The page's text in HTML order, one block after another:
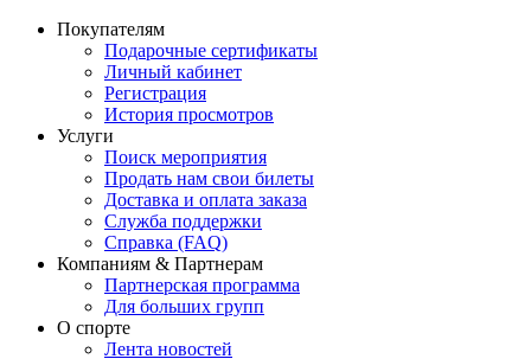
Покупателям
Подарочные сертификаты
Личный кабинет
Регистрация
История просмотров
Услуги
Поиск мероприятия
Продать нам свои билеты
Доставка и оплата заказа
Служба поддержки
Справка (FAQ)
Компаниям & Партнерам
Партнерская программа
Для больших групп
О спорте
Лента новостей